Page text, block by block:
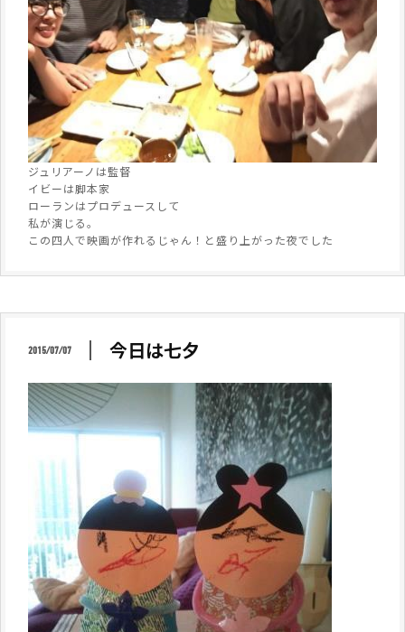
ジュリアーノは監督
イビーは脚本家
ローランはプロデュースして
私が演じる。
この四人で映画が作れるじゃん！と盛り上がった夜でした
2015/07/07 今日は七夕